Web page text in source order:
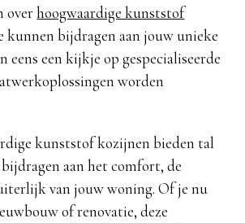
overhoogwaardige kunststof
kunnen bijdragen aan jouw unieke
eens een kijkje op gespecialiseerde
worden
kunststof kozijnen bieden tal
aan het comfort, de
van jouw woning. Of je nu
of renovatie, deze